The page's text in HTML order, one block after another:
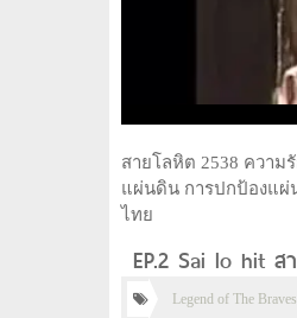
สายโลหิต 2538 ความ
แผ่นดิน การปกป้องแผ่
ไทย
EP.2 Sai lo hit
Legend of The Braves